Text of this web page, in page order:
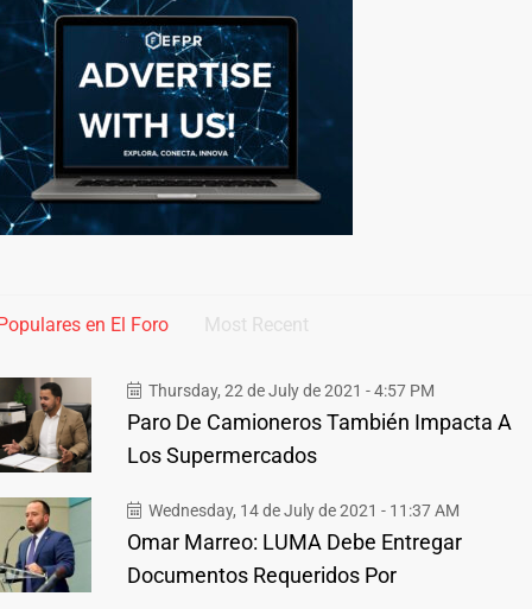
en El Foro Most Recent
Thursday, 22 de July de 2021 - 4:57 PM
Paro De Camioneros También Impacta A
Los Supermercados
Wednesday, 14 de July de 2021 - 11:37 AM
Omar Marreo: LUMA Debe Entregar
Documentos Requeridos Por